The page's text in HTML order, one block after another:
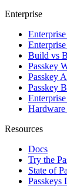
Enterprise
Build vs
Passkey
Passkey
Passkey
Resources
Docs
Try the
State of
Passkeys